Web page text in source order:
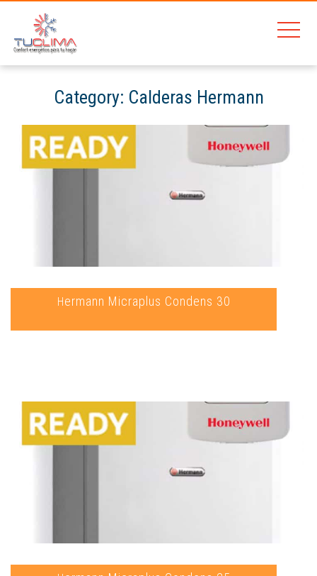
Category: Calderas Hermann
Hermann Micraplus Condens 30